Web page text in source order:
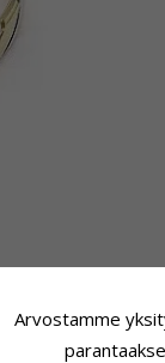
Arvostamme